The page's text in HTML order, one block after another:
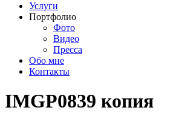
Услуги
Портфолио
Фото
Видео
Пресса
Обо мне
Контакты
IMGP0839 копия